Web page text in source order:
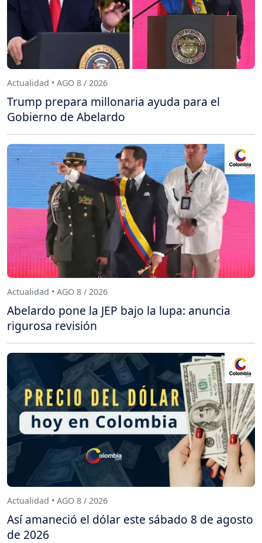
Actualidad • AGO 8 / 2026
Trump prepara millonaria ayuda para el
Gobierno de Abelardo
Actualidad • AGO 8 / 2026
Abelardo pone la JEP bajo la lupa: anuncia
rigurosa revisión
Actualidad • AGO 8 / 2026
Así amaneció el dólar este sábado 8 de agosto
de 2026